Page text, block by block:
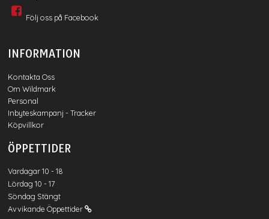
Följ oss på Facebook
INFORMATION
Kontakta Oss
Om Wildmark
Personal
Inbyteskampanj - Tracker
Köpvillkor
ÖPPETTIDER
Vardagar 10 - 18
Lördag 10 - 17
Söndag Stängt
Avvikande Öppettider